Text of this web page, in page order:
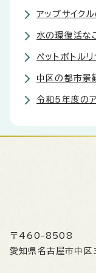
アップサイク
水の環復活
ペットボトル
中区の都市景
令和5年度の
〒460-8508
愛知県名古屋市中